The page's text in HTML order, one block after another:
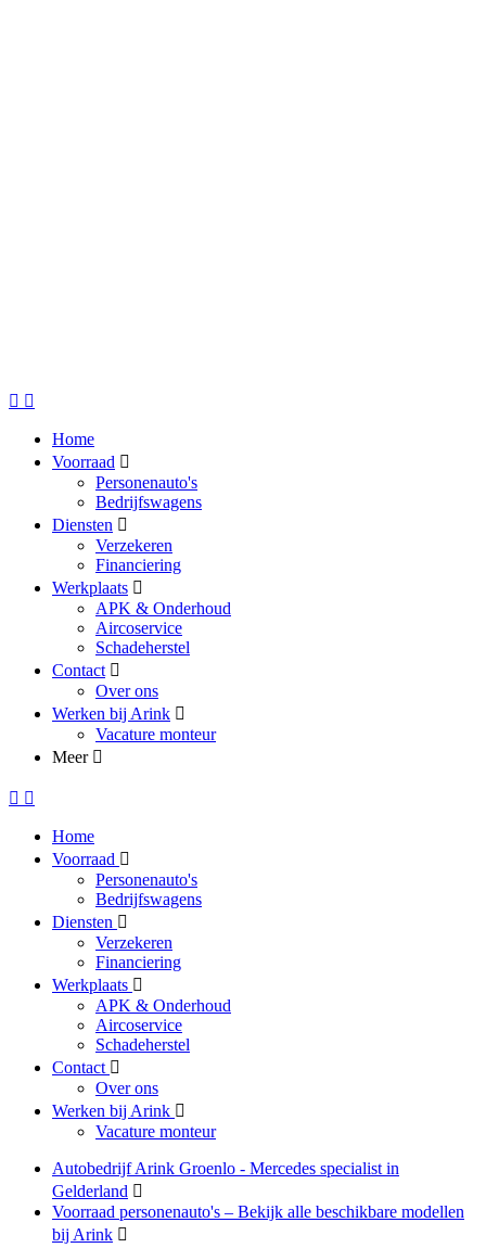
Home
Voorraad
Personenauto's
Bedrijfswagens
Diensten
Verzekeren
Financiering
Werkplaats
APK & Onderhoud
Aircoservice
Schadeherstel
Contact
Over ons
Werken bij Arink
Vacature monteur
Meer
Home
Voorraad
Personenauto's
Bedrijfswagens
Diensten
Verzekeren
Financiering
Werkplaats
APK & Onderhoud
Aircoservice
Schadeherstel
Contact
Over ons
Werken bij Arink
Vacature monteur
Autobedrijf Arink Groenlo - Mercedes specialist in
Gelderland
Voorraad personenauto's – Bekijk alle beschikbare modellen
bij Arink